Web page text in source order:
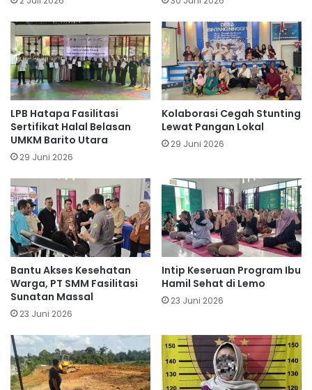
LPB Hatapa Fasilitasi
Sertifikat Halal Belasan
UMKM Barito Utara
29 Juni 2026
Kolaborasi Cegah Stunting
Lewat Pangan Lokal
29 Juni 2026
Bantu Akses Kesehatan
Warga, PT SMM Fasilitasi
Sunatan Massal
23 Juni 2026
Intip Keseruan Program Ibu
Hamil Sehat di Lemo
23 Juni 2026